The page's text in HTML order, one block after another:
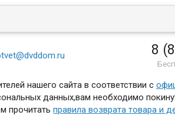
8
нашего сайта в соответствии с
данных,вам необходимо
прочитатьправила возврата товара и